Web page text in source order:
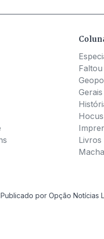
Gerais
Livros
por Opção Notícias